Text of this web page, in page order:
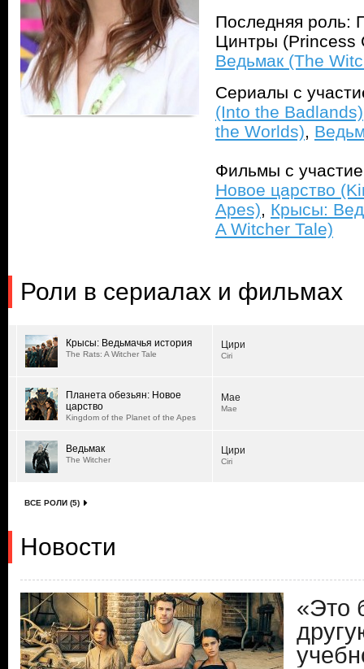
Последняя роль:
Цинтры (Princess
Ведьмак (The
Сериалы с
(Into the Badlands)
the Worlds),
Фильмы с
Новое царство
Apes), Крысы:
A Witcher Tale)
Роли в сериалах и фильмах
Крысы: Ведьмачья история
The Rats: A Witcher Tale
Цири
Ciri
Планета обезьян: Новое
царство
Kingdom of the Planet of the Apes
Mae
Mae
Ведьмак
The Witcher
Цири
Ciri
ВСЕ РОЛИ (5)
Новости
«Это